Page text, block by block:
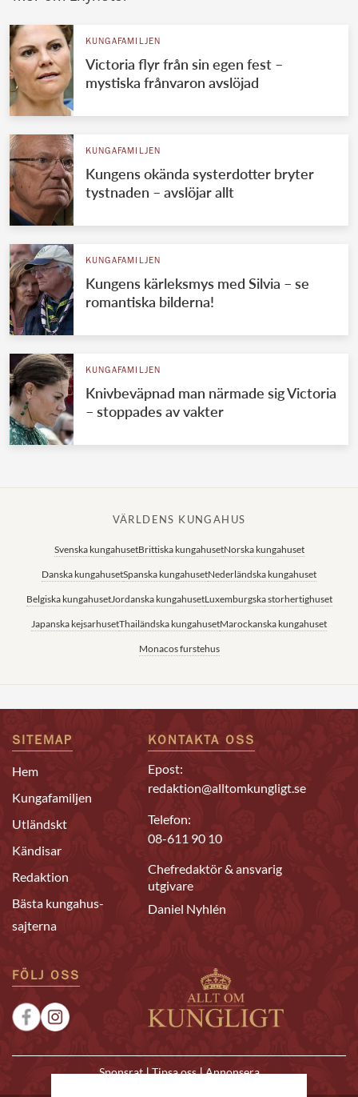
KUNGAFAMILJEN
Victoria flyr från sin egen fest –
mystiska frånvaron avslöjad
KUNGAFAMILJEN
Kungens okända systerdotter bryter
tystnaden – avslöjar allt
KUNGAFAMILJEN
Kungens kärleksmys med Silvia – se
romantiska bilderna!
KUNGAFAMILJEN
Knivbeväpnad man närmade sig Victoria
– stoppades av vakter
VÄRLDENS KUNGAHUS
Svenska kungahusetBrittiska kungahusetNorska kungahuset
Danska kungahusetSpanska kungahusetNederländska kungahuset
Belgiska kungahusetJordanska kungahusetLuxemburgska storhertighuset
Japanska kejsarhusetThailändska kungahusetMarockanska kungahuset
Monacos furstehus
SITEMAP
Hem
Kungafamiljen
Utländskt
Kändisar
Redaktion
Bästa kungahus-
sajterna
KONTAKTA OSS
Epost:
redaktion@alltomkungligt.se
Telefon:
08-611 90 10
Chefredaktör & ansvarig
utgivare
Daniel Nyhlén
FÖLJ OSS
Sponsrat|Tipsa oss|Annonsera